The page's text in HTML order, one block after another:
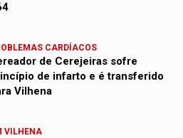
CARDÍACOS
de Cerejeiras sofre
de infarto e é transferido
Vilhena
VILHENA